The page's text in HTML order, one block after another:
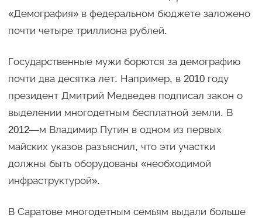
«Демография» в федеральном бюджете заложено
почти четыре триллиона рублей.
Государственные мужи борются за демографию
почти два десятка лет. Например, в 2010 году
президент Дмитрий Медведев подписал закон о
выделении многодетным бесплатной земли. В
2012—м Владимир Путин в одном из первых
майских указов разъяснил, что эти участки
должны быть оборудованы «необходимой
инфраструктурой».
В Саратове многодетным семьям выдали больше